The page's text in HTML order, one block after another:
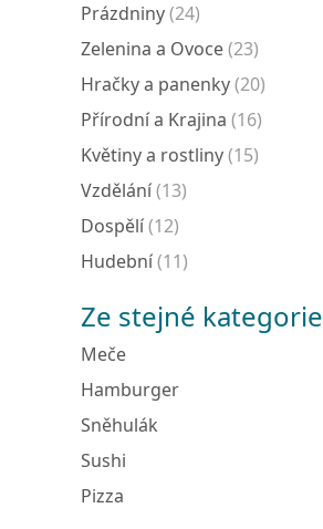
Prázdniny(24)
Zelenina a Ovoce(23)
Hračky a panenky(20)
Přírodní a Krajina (16)
Květiny a rostliny(15)
Vzdělání(13)
Dospělí(12)
Hudební(11)
Ze stejné kategorie
Meče
Hamburger
Sněhulák
Sushi
Pizza